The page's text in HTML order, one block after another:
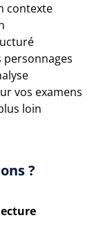
contexte
vos examens
loin
?